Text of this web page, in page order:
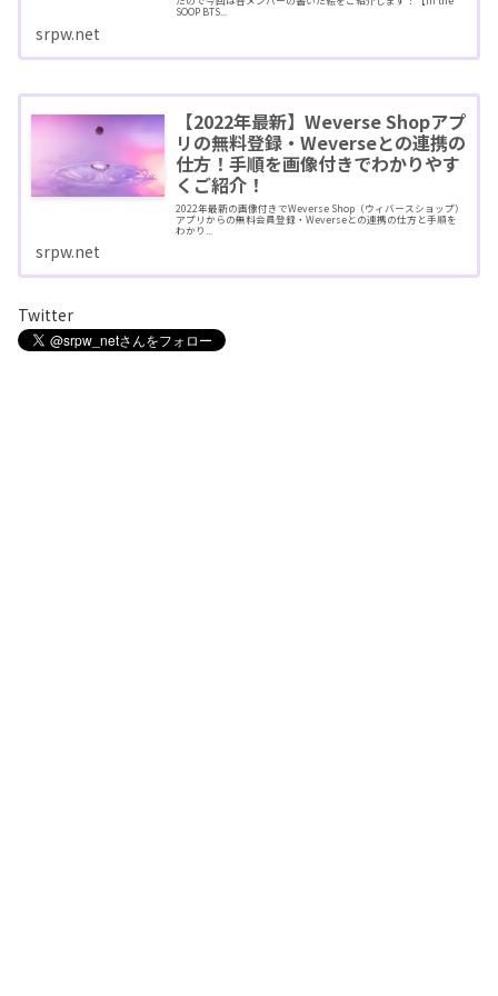
SOOP BTS...
srpw.net
【2022年最新】Weverse Shopアプ
リの無料登録・Weverseとの連携の
仕方！手順を画像付きでわかりやす
くご紹介！
2022年最新の画像付きでWeverse Shop（ウィバースショップ）
アプリからの無料会員登録・Weverseとの連携の仕方と手順を
わかり...
srpw.net
Twitter